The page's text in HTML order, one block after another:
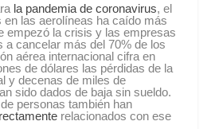
la pandemia de coronavirus, el
en las aerolíneas ha caído más
empezó la crisis y las empresas
a cancelar más del 70% de los
aérea internacional cifra en
de dólares las pérdidas de la
y decenas de miles de
sido dados de baja sin sueldo.
personas también han
relacionados con ese